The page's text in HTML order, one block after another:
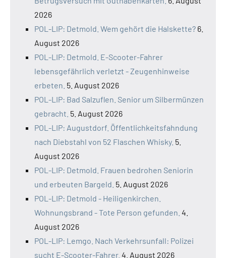
2026
POL-LIP: Detmold. Wem gehört die Halskette? 6.
August 2026
POL-LIP: Detmold. E-Scooter-Fahrer
lebensgefährlich verletzt - Zeugenhinweise
erbeten. 5. August 2026
POL-LIP: Bad Salzuflen. Senior um Silbermünzen
gebracht. 5. August 2026
POL-LIP: Augustdorf. Öffentlichkeitsfahndung
nach Diebstahl von 52 Flaschen Whisky. 5.
August 2026
POL-LIP: Detmold. Frauen bedrohen Seniorin
und erbeuten Bargeld. 5. August 2026
POL-LIP: Detmold - Heiligenkirchen.
Wohnungsbrand - Tote Person gefunden. 4.
August 2026
POL-LIP: Lemgo. Nach Verkehrsunfall: Polizei
sucht E-Scooter-Fahrer. 4. August 2026